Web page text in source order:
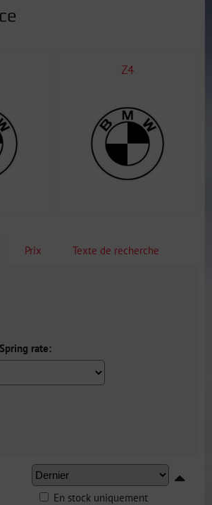
Z4
Prix Texte de recherche
rate:
En stock uniquement